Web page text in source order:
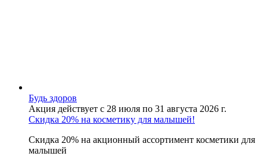
Будь здоров
Акция действует с 28 июля по 31 августа 2026 г.
Скидка 20% на косметику для малышей!
Скидка 20% на акционный ассортимент косметики для
малышей